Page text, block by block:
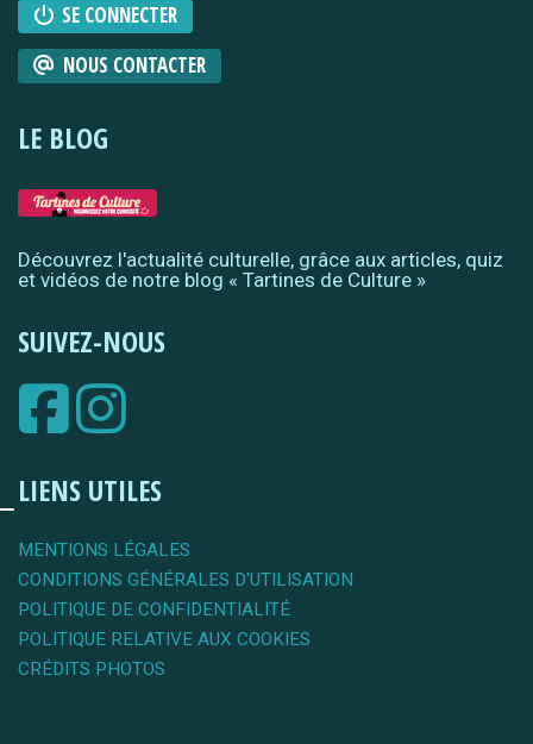
SE CONNECTER
NOUS CONTACTER
LE BLOG
Découvrez l'actualité culturelle, grâce aux articles, quiz
et vidéos de notre blog « Tartines de Culture »
SUIVEZ-NOUS
LIENS UTILES
MENTIONS LÉGALES
CONDITIONS GÉNÉRALES D'UTILISATION
POLITIQUE DE CONFIDENTIALITÉ
POLITIQUE RELATIVE AUX COOKIES
CRÉDITS PHOTOS